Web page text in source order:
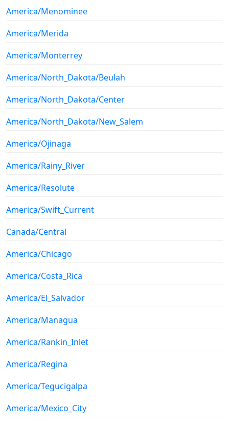
America/Menominee
America/Merida
America/Monterrey
America/North_Dakota/Beulah
America/North_Dakota/Center
America/North_Dakota/New_Salem
America/Ojinaga
America/Rainy_River
America/Resolute
America/Swift_Current
Canada/Central
America/Chicago
America/Costa_Rica
America/El_Salvador
America/Managua
America/Rankin_Inlet
America/Regina
America/Tegucigalpa
America/Mexico_City